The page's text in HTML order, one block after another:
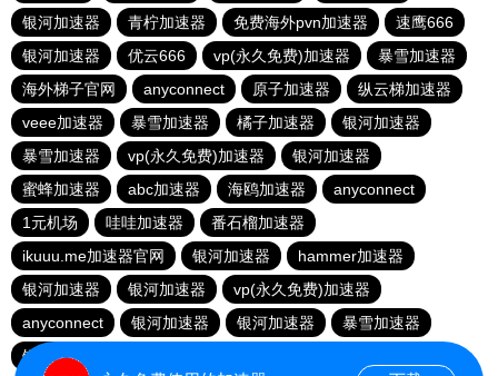
银河加速器
青柠加速器 免费海外pvn加速器
速鹰666
银河加速器
优云666 vp(永久免费)加速器
暴雪加速器
海外梯子官网
anyconnect 原子加速器
纵云梯加速器
veee加速器
暴雪加速器 橘子加速器
银河加速器
暴雪加速器
vp(永久免费)加速器
银河加速器
蜜蜂加速器
abc加速器 海鸥加速器
anyconnect
1元机场
哇哇加速器
番石榴加速器
ikuuu.me加速器官网
银河加速器
hammer加速器
银河加速器
银河加速器
vp(永久免费)加速器
anyconnect
银河加速器 银河加速器
暴雪加速器
银河加速器